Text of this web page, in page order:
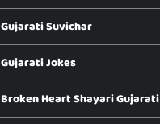
Gujarati Suvichar
Gujarati Jokes
Broken Heart Shayari Gujarati